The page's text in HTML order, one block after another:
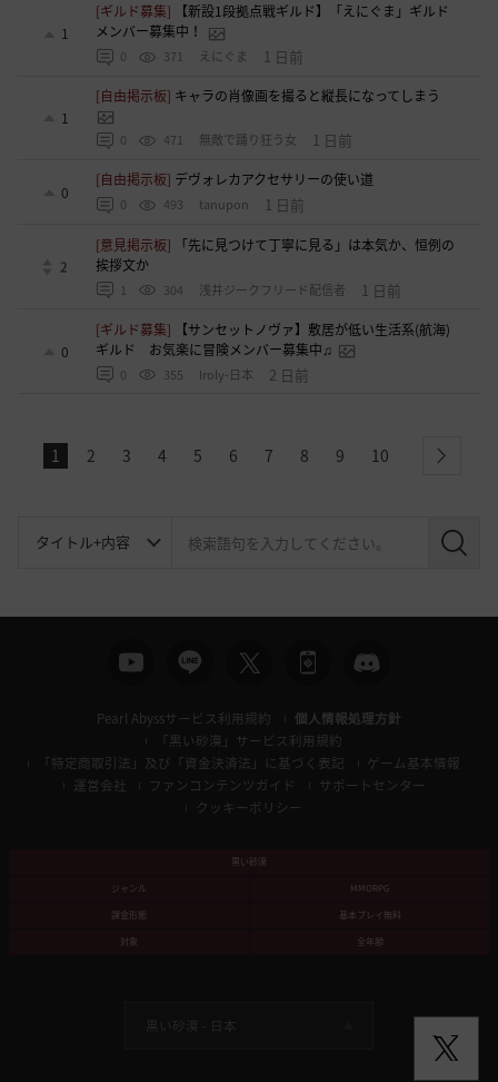
1
[ギルド募集]
【新設1段拠点戦ギルド】「えにぐま」ギルド
メンバー募集中！
0 371 えにぐま 1 日前
1
[自由掲示板] キャラの肖像画を撮ると縦長になってしまう
0 471 無敵で踊り狂う女 1 日前
0
[自由掲示板] デヴォレカアクセサリーの使い道
0 493 tanupon 1 日前
2
[意見掲示板]
「先に見つけて丁寧に見る」は本気か、恒例の
挨拶文か
1 304 浅井ジークフリード配信者 1 日前
0
[ギルド募集]
【サンセットノヴァ】敷居が低い生活系(航海)
ギルド お気楽に冒険メンバー募集中♫
0 355 Iroly-日本 2 日前
1 2 3 4 5 6 7 8 9 10 next
検
Pearl Abyssサービス利用規約
個人情報処理方針
「黒い砂漠」サービス利用規約
「特定商取引法」及び「資金決済法」に基づく表記
ゲーム基本情報
運営会社
ファンコンテンツガイド
サポートセンター
クッキーポリシー
黒い砂漠
ジャンル
MMORPG
課金形態
基本プレイ無料
対象
全年齢
黒い砂漠 - 日本